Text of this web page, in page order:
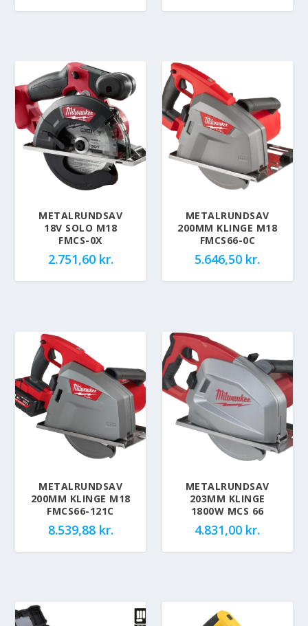
METALRUNDSAV
18V SOLO M18
FMCS-0X
2.751,60 kr.
METALRUNDSAV
200MM KLINGE M18
FMCS66-0C
5.646,50 kr.
METALRUNDSAV
200MM KLINGE M18
FMCS66-121C
8.539,88 kr.
METALRUNDSAV
203MM KLINGE
1800W MCS 66
4.831,00 kr.